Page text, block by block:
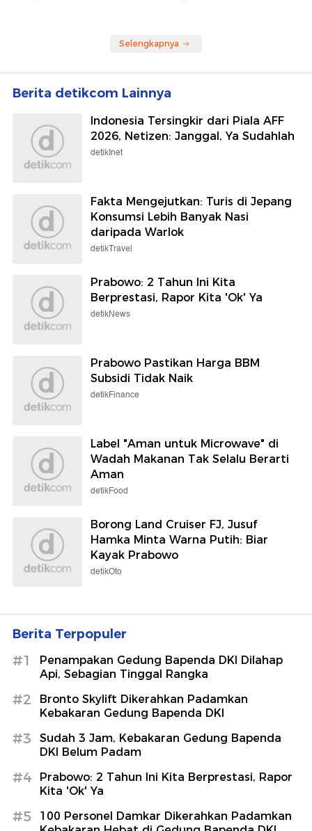
Selengkapnya
Berita detikcom Lainnya
Indonesia Tersingkir dari Piala AFF
2026, Netizen: Janggal, Ya Sudahlah
detikInet
Fakta Mengejutkan: Turis di Jepang
Konsumsi Lebih Banyak Nasi
daripada Warlok
detikTravel
Prabowo: 2 Tahun Ini Kita
Berprestasi, Rapor Kita 'Ok' Ya
detikNews
Prabowo Pastikan Harga BBM
Subsidi Tidak Naik
detikFinance
Label "Aman untuk Microwave" di
Wadah Makanan Tak Selalu Berarti
Aman
detikFood
Borong Land Cruiser FJ, Jusuf
Hamka Minta Warna Putih: Biar
Kayak Prabowo
detikOto
Berita Terpopuler
#1
Penampakan Gedung Bapenda DKI Dilahap
Api, Sebagian Tinggal Rangka
#2
Bronto Skylift Dikerahkan Padamkan
Kebakaran Gedung Bapenda DKI
#3
Sudah 3 Jam, Kebakaran Gedung Bapenda
DKI Belum Padam
#4
Prabowo: 2 Tahun Ini Kita Berprestasi, Rapor
Kita 'Ok' Ya
#5
100 Personel Damkar Dikerahkan Padamkan